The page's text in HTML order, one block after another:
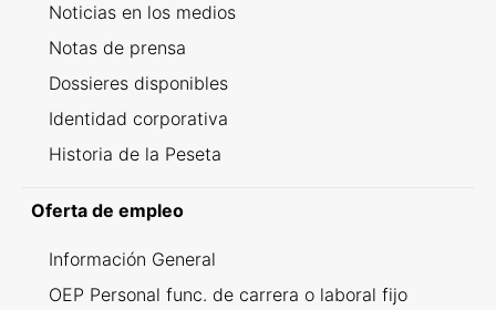
Noticias en los medios
Notas de prensa
Dossieres disponibles
Identidad corporativa
Historia de la Peseta
Oferta de empleo
Información General
OEP Personal func. de carrera o laboral fijo